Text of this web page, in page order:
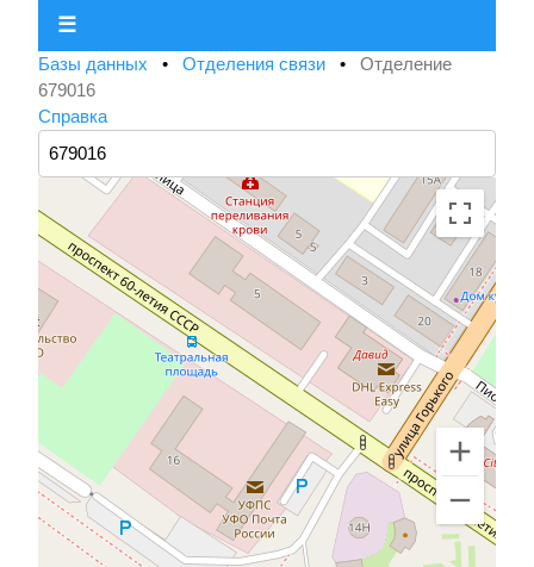
☰
Базы данных • Отделения связи • Отделение
679016
Справка